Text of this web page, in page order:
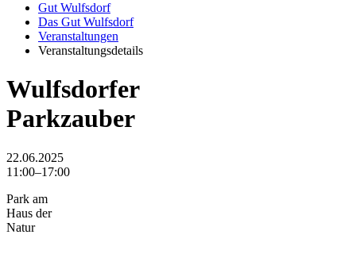
Gut Wulfsdorf
Das Gut Wulfsdorf
Veranstaltungen
Veranstaltungsdetails
Wulfsdorfer
Parkzauber
22.06.2025
11:00–17:00
Park am
Haus der
Natur